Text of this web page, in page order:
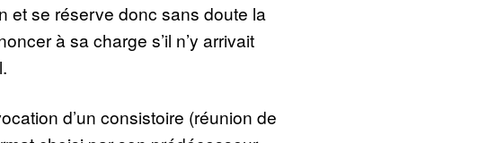
et se réserve donc sans doute la
à sa charge s’il n’y arrivait
d’un consistoire (réunion de